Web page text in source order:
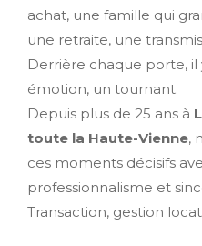
achat, une famille qui
une retraite, une
Derrière chaque porte, il
émotion, un tournant.
Depuis plus de 25 ans à
toute la Haute-Vienne,
ces moments décisifs
professionnalisme et
Transaction, gestion